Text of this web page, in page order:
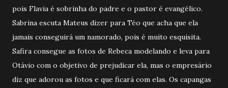
pois Flavia é sobrinha do padre e o pastor é evangélico.
Sabrina escuta Mateus dizer para Téo que acha que ela
jamais conseguirá um namorado, pois é muito esquisita.
Safira consegue as fotos de Rebeca modelando e leva para
Otávio com o objetivo de prejudicar ela, mas o empresário
diz que adorou as fotos e que ficará com elas. Os capangas